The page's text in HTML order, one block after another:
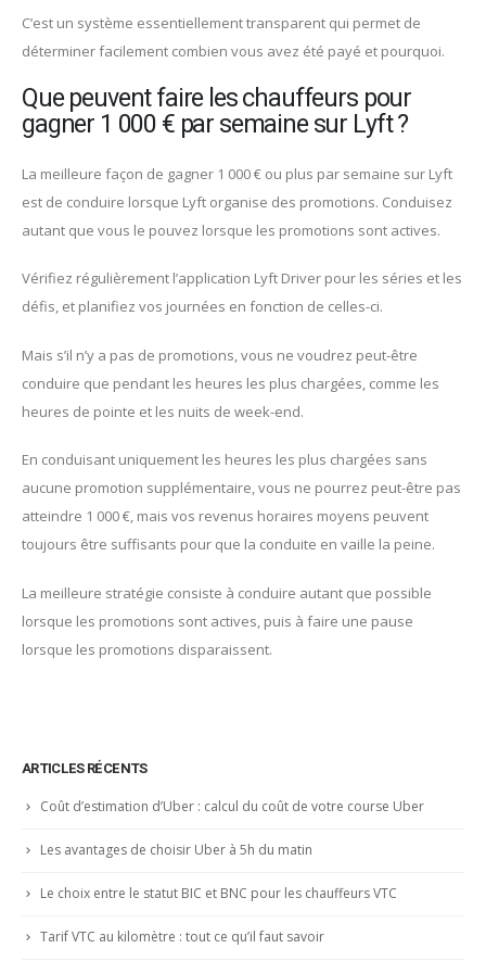
C’est un système essentiellement transparent qui permet de
déterminer facilement combien vous avez été payé et pourquoi.
Que peuvent faire les chauffeurs pour
gagner 1 000 € par semaine sur Lyft ?
La meilleure façon de gagner 1 000 € ou plus par semaine sur Lyft
est de conduire lorsque Lyft organise des promotions. Conduisez
autant que vous le pouvez lorsque les promotions sont actives.
Vérifiez régulièrement l’application Lyft Driver pour les séries et les
défis, et planifiez vos journées en fonction de celles-ci.
Mais s’il n’y a pas de promotions, vous ne voudrez peut-être
conduire que pendant les heures les plus chargées, comme les
heures de pointe et les nuits de week-end.
En conduisant uniquement les heures les plus chargées sans
aucune promotion supplémentaire, vous ne pourrez peut-être pas
atteindre 1 000 €, mais vos revenus horaires moyens peuvent
toujours être suffisants pour que la conduite en vaille la peine.
La meilleure stratégie consiste à conduire autant que possible
lorsque les promotions sont actives, puis à faire une pause
lorsque les promotions disparaissent.
ARTICLES RÉCENTS
Coût d’estimation d’Uber : calcul du coût de votre course Uber
Les avantages de choisir Uber à 5h du matin
Le choix entre le statut BIC et BNC pour les chauffeurs VTC
Tarif VTC au kilomètre : tout ce qu’il faut savoir